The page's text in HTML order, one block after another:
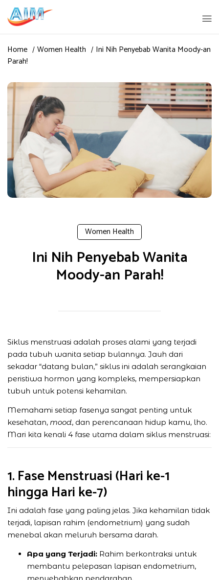
Home Women Health
Ini Nih Penyebab Wanita Moody-an
Parah!
Women Health
Ini Nih Penyebab Wanita
Moody-an Parah!
Siklus menstruasi adalah proses alami yang terjadi
pada tubuh wanita setiap bulannya. Jauh dari
sekadar “datang bulan,” siklus ini adalah serangkaian
peristiwa hormon yang kompleks, mempersiapkan
tubuh untuk potensi kehamilan.
Memahami setiap fasenya sangat penting untuk
kesehatan, mood, dan perencanaan hidup kamu, lho.
Mari kita kenali 4 fase utama dalam siklus menstruasi:
1. Fase Menstruasi (Hari ke-1
hingga Hari ke-7)
Ini adalah fase yang paling jelas. Jika kehamilan tidak
terjadi, lapisan rahim (endometrium) yang sudah
menebal akan meluruh bersama darah.
Apa yang Terjadi: Rahim berkontraksi untuk
membantu pelepasan lapisan endometrium,
menyebabkan pendarahan.